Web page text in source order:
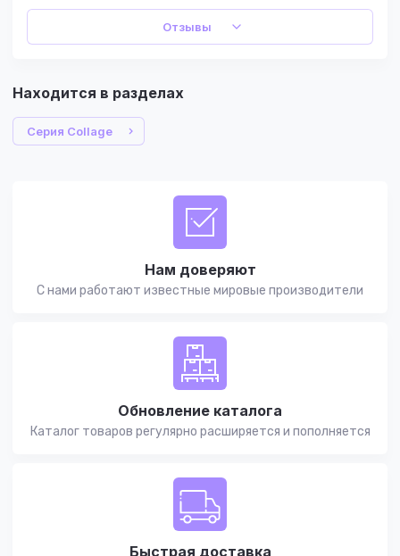
Отзывы
Находится в разделах
Серия Collage
Нам доверяют
С нами работают известные мировые производители
Обновление каталога
Каталог товаров регулярно расширяется и пополняется
Быстрая доставка